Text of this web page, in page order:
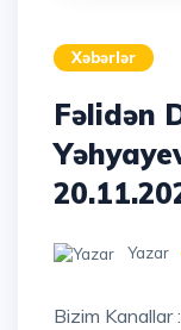
Xəbərlər
Fəlidən
Yazar
Bizim Kanallar :